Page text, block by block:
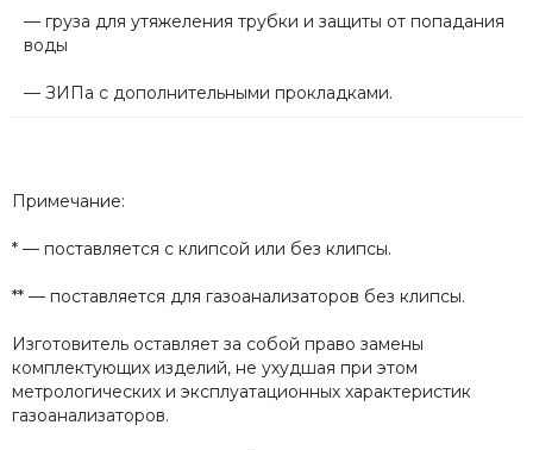
— груза для утяжеления трубки и защиты от попадания
воды
— ЗИПа с дополнительными прокладками.
Примечание:
* — поставляется с клипсой или без клипсы.
** — поставляется для газоанализаторов без клипсы.
Изготовитель оставляет за собой право замены
комплектующих изделий, не ухудшая при этом
метрологических и эксплуатационных характеристик
газоанализаторов.